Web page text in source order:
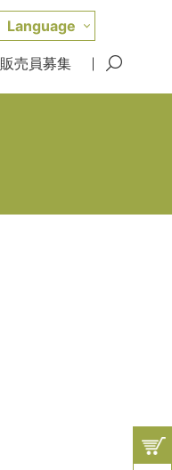
売員募集
Language